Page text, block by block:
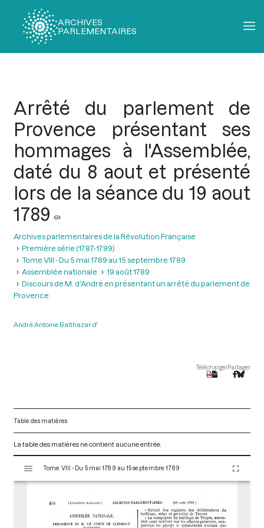
ARCHIVES
PARLEMENTAIRES
Arrêté du parlement de
Provence présentant ses
hommages à l'Assemblée,
daté du 8 aout et présenté
lors de la séance du 19 aout
1789
Archives parlementaires de la Révolution Française
Première série (1787-1799)
Tome VIII - Du 5 mai 1789 au 15 septembre 1789
Assemblée nationale
19 août 1789
Discours de M. d'André en présentant un arrêté du parlement de
Provence
André Antoine Balthazar d'
TéléchargerPartager
Table des matières
La table des matières ne contient aucune entrée.
s
Tome VIII - Du 5 mai 1789 au 15 septembre 1789